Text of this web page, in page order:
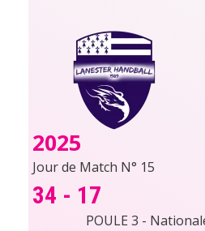
2025
Jour de Match N° 15
34 - 17
POULE 3 -